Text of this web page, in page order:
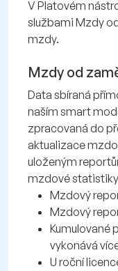
V Platovém
službami Mzdy
mzdy.
Mzdy od
Data sbíraná
naším smart
zpracovaná do
aktualizace
uloženým
mzdové
Mzdový
Mzdový
Kumulované
vykonává
U roční